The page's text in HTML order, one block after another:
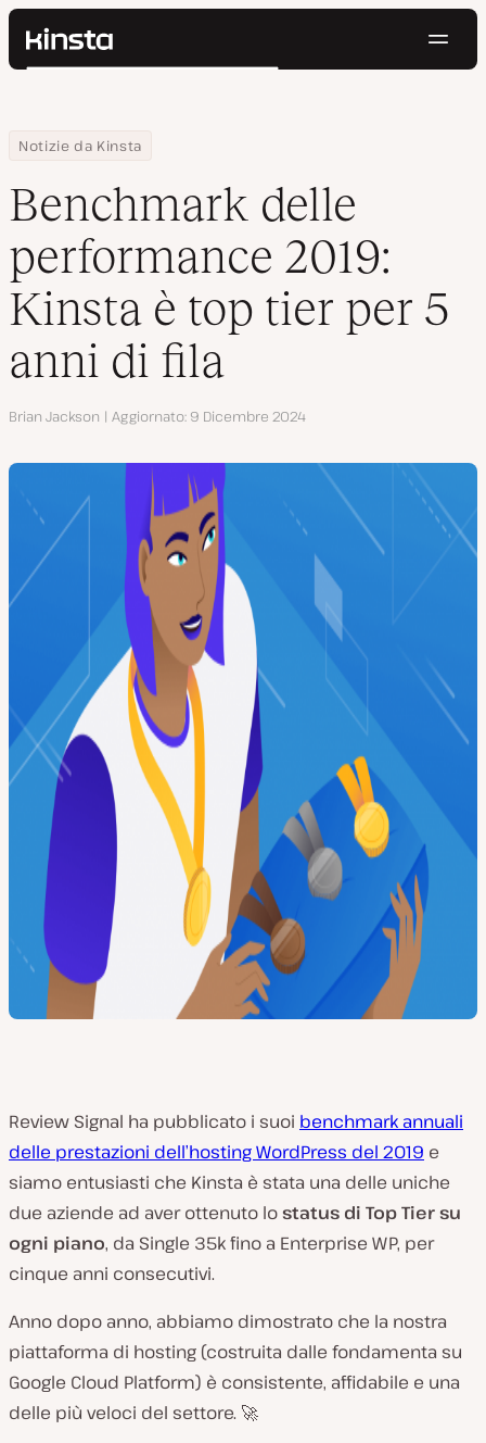
Kinsta®
Prezzi
Contatti
Cerca
Home
Centro Risorse
Blog
Notizie da Kinsta
Benchmark delle performance 2019: Kinsta è top tier per 5 anni
Benchmark delle
performance 2019:
Kinsta è top tier per 5
anni di fila
Autore
Brian Jackson Aggiornato 9 Dicembre 2024
Review Signal ha pubblicato i suoi benchmark annuali
delle prestazioni dell’hosting WordPress del 2019 e
siamo entusiasti che Kinsta è stata una delle uniche
due aziende ad aver ottenuto lostatus di Top Tier su
ogni piano, da Single 35k fino a Enterprise WP, per
cinque anni consecutivi.
Anno dopo anno, abbiamo dimostrato che la nostra
piattaforma di hosting (costruita dalle fondamenta su
Google Cloud Platform) è consistente, affidabile e una
delle più veloci del settore. 🚀